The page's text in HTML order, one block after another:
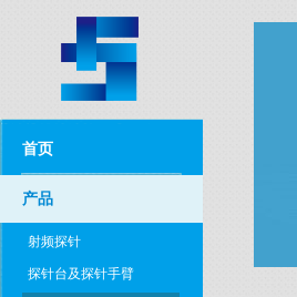
首页
产品
射频探针
探针台及探针手臂